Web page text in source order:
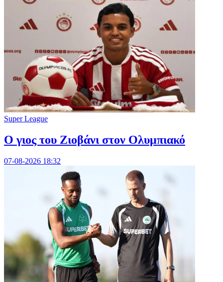
Super League
Ο γιος του Ζιοβάνι στον Ολυμπιακό
07-08-2026 18:32